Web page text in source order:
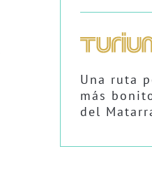
Una ruta
más
del